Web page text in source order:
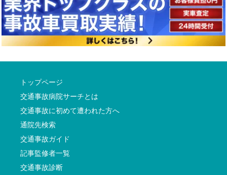
トップページ
交通事故病院サーチとは
交通事故に初めて遭われた方へ
通院先検索
交通事故ガイド
記事監修者一覧
交通事故診断